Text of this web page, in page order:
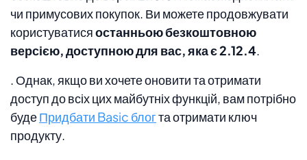
чи примусових покупок. Ви можете продовжувати
користуватисяостанньою безкоштовною
версією, доступною для вас, яка є2.12.4.
. Однак, якщо ви хочете оновити та отримати
доступ до всіх цих майбутніх функцій, вам потрібно
будеПридбати Basic блогта отримати ключ
продукту.